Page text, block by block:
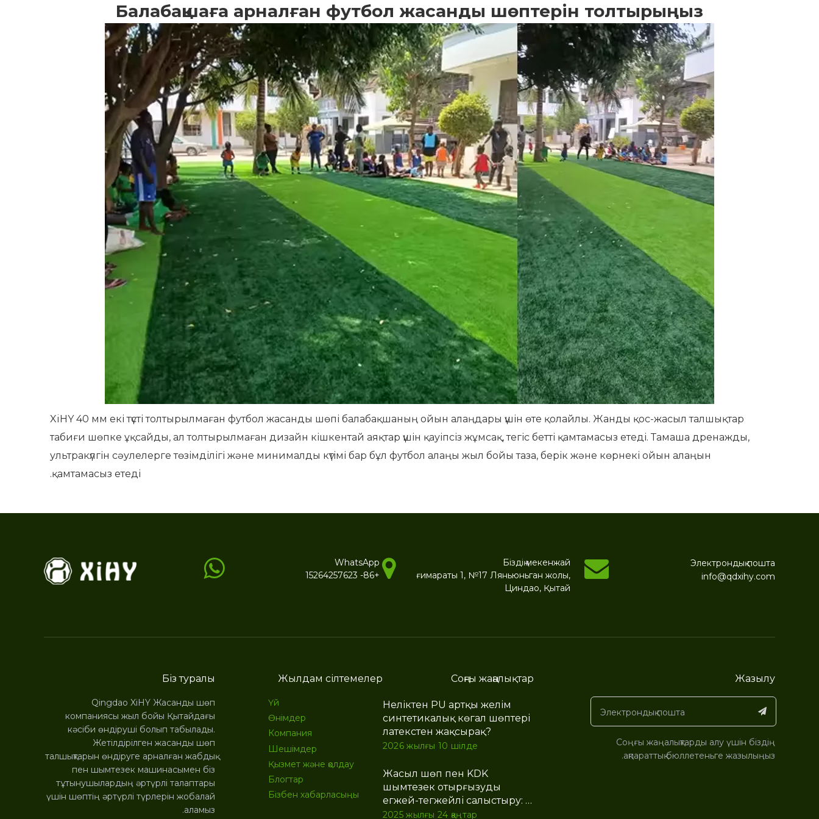
Балабақшаға арналған футбол жасанды шөптерін толтырыңыз
XiHY 40 мм екі түсті толтырылмаған футбол жасанды шөпі балабақшаның ойын алаңдары үшін өте қолайлы. Жанды қос-жасыл талшықтар
табиғи шөпке ұқсайды, ал толтырылмаған дизайн кішкентай аяқтар үшін қауіпсіз жұмсақ, тегіс бетті қамтамасыз етеді. Тамаша дренажды,
ультракүлгін сәулелерге төзімділігі және минималды күтімі бар бұл футбол алаңы жыл бойы таза, берік және көрнекі ойын алаңын
қамтамасыз етеді.
WhatsApp
+86- 15264257623
Біздің мекенжай
ғимараты 1, №17 Ляньюньган жолы,
Циндао, Қытай
Электрондық пошта
info@qdxihy.com
Біз туралы
Qingdao XiHY Жасанды шөп
компаниясы жыл бойы Қытайдағы
кәсіби өндіруші болып табылады.
Жетілдірілген жасанды шөп
талшықтарын өндіруге арналған жабдық
пен шымтезек машинасымен біз
тұтынушылардың әртүрлі талаптары
үшін шөптің әртүрлі түрлерін жобалай
аламыз.
Жылдам сілтемелер
Үй
Өнімдер
Компания
Шешімдер
Қызмет және қолдау
Блогтар
Бізбен хабарласыңы
Соңғы жаңалықтар
Неліктен PU артқы желім
синтетикалық көгал шөптері
латекстен жақсырақ?
2026 жылғы 10 шілде
Жасыл шөп пен KDK
шымтезек отырғызуды
егжей-тегжейлі салыстыру: ең
жақсы үнемді жасанды
2025 жылғы 24 қаңтар
Жазылу
Соңғы жаңалықтарды алу үшін біздің
ақпараттық бюллетеньге жазылыңыз.